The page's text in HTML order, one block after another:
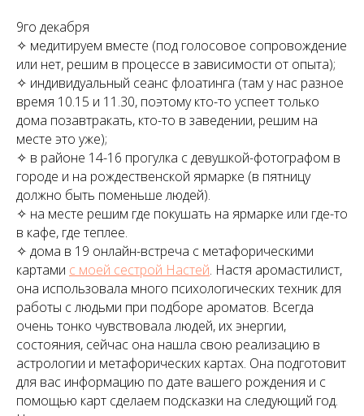
9го декабря
✧ медитируем вместе (под голосовое сопровождение
или нет, решим в процессе в зависимости от опыта);
✧ индивидуальный сеанс флоатинга (там у нас разное
время 10.15 и 11.30, поэтому кто-то успеет только
дома позавтракать, кто-то в заведении, решим на
месте это уже);
✧ в районе 14-16 прогулка с девушкой-фотографом в
городе и на рождественской ярмарке (в пятницу
должно быть поменьше людей).
✧ на месте решим где покушать на ярмарке или где-то
в кафе, где теплее.
✧ дома в 19 онлайн-встреча с метафорическими
картами с моей сестрой Настей. Настя аромастилист,
она использовала много психологических техник для
работы с людьми при подборе ароматов. Всегда
очень тонко чувствовала людей, их энергии,
состояния, сейчас она нашла свою реализацию в
астрологии и метафорических картах. Она подготовит
для вас информацию по дате вашего рождения и с
помощью карт сделаем подсказки на следующий год.